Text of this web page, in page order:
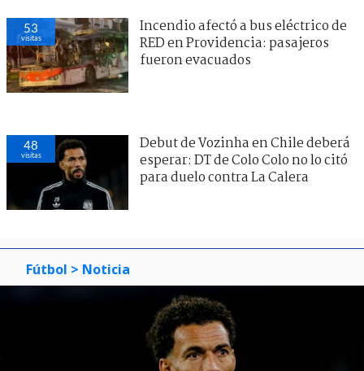
53
visitas
Incendio afectó a bus eléctrico de
RED en Providencia: pasajeros
fueron evacuados
48
visitas
Debut de Vozinha en Chile deberá
esperar: DT de Colo Colo no lo citó
para duelo contra La Calera
Fútbol > Noticia